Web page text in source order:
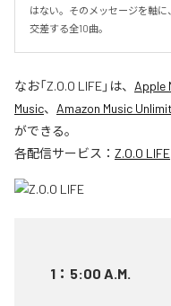
はない。そのメッセージを軸
交差する全10曲。
なお「Z.O.O LIFE」は、 Apple
Music、 Amazon Music
ができる。
各配信サービス： Z.O.O LIFE
1 ： 5:00 A.M.